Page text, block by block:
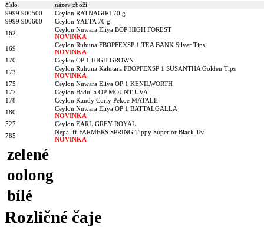
číslo
název zboží
9999 900500
Ceylon RATNAGIRI 70 g
9999 900600
Ceylon YALTA 70 g
162
Ceylon Nuwara Eliya BOP HIGH FOREST
NOVINKA
169
Ceylon Ruhuna FBOPFEXSP 1 TEA BANK Silver Tips
NOVINKA
170
Ceylon OP 1 HIGH GROWN
173
Ceylon Ruhuna Kalutara FBOPFEXSP 1 SUSANTHA Golden Tips
NOVINKA
175
Ceylon Nuwara Eliya OP 1 KENILWORTH
177
Ceylon Badulla OP MOUNT UVA
178
Ceylon Kandy Curly Pekoe MATALE
180
Ceylon Nuwara Eliya OP 1 BATTALGALLA
NOVINKA
527
Ceylon EARL GREY ROYAL
785
Nepal ff FARMERS SPRING Tippy Superior Black Tea
NOVINKA
zelené
oolong
bílé
Rozličné čaje